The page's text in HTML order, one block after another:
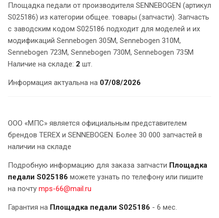
Площадка педали от производителя SENNEBOGEN (артикул
S025186) из категории общее. товары (запчасти). Запчасть
с заводским кодом S025186 подходит для моделей и их
модификаций Sennebogen 305M, Sennebogen 310M,
Sennebogen 723M, Sennebogen 730M, Sennebogen 735M
Наличие на складе: 2 шт.
Информация актуальна на 07/08/2026
ООО «МПС» является официальным представителем
брендов TEREX и SENNEBOGEN. Более 30 000 запчастей в
наличии на складе
Подробную информацию для заказа запчасти Площадка
педали S025186 можете узнать по телефону или пишите
на почту mps-66@mail.ru
Гарантия на Площадка педали S025186 - 6 мес.